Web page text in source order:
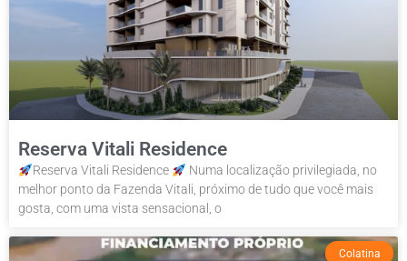
Reserva Vitali Residence
Reserva Vitali Residence
Numa localização privilegiada, no
melhor ponto da Fazenda Vitali, próximo de tudo que você mais
gosta, com uma vista sensacional, o
Colatina